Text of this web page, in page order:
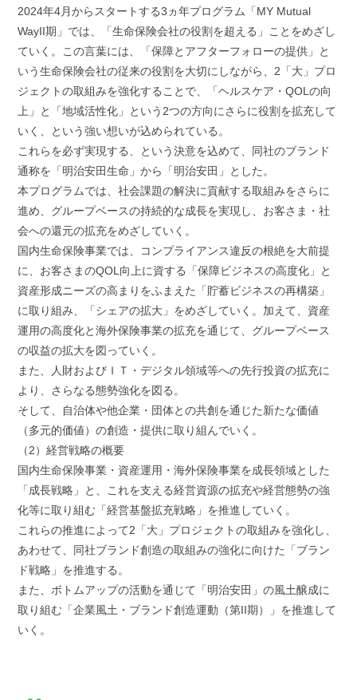
2024年4月からスタートする3ヵ年プログラム「MY Mutual
WayII期」では、「生命保険会社の役割を超える」ことをめざし
ていく。この言葉には、「保障とアフターフォローの提供」と
いう生命保険会社の従来の役割を大切にしながら、2「大」プロ
ジェクトの取組みを強化することで、「ヘルスケア・QOLの向
上」と「地域活性化」という2つの方向にさらに役割を拡充して
いく、という強い想いが込められている。
これらを必ず実現する、という決意を込めて、同社のブランド
通称を「明治安田生命」から「明治安田」とした。
本プログラムでは、社会課題の解決に貢献する取組みをさらに
進め、グループベースの持続的な成長を実現し、お客さま・社
会への還元の拡充をめざしていく。
国内生命保険事業では、コンプライアンス違反の根絶を大前提
に、お客さまのQOL向上に資する「保障ビジネスの高度化」と
資産形成ニーズの高まりをふまえた「貯蓄ビジネスの再構築」
に取り組み、「シェアの拡大」をめざしていく。加えて、資産
運用の高度化と海外保険事業の拡充を通じて、グループベース
の収益の拡大を図っていく。
また、人財およびＩＴ・デジタル領域等への先行投資の拡充に
より、さらなる態勢強化を図る。
そして、自治体や他企業・団体との共創を通じた新たな価値
（多元的価値）の創造・提供に取り組んでいく。
（2）経営戦略の概要
国内生命保険事業・資産運用・海外保険事業を成長領域とした
「成長戦略」と、これを支える経営資源の拡充や経営態勢の強
化等に取り組む「経営基盤拡充戦略」を推進していく。
これらの推進によって2「大」プロジェクトの取組みを強化し、
あわせて、同社ブランド創造の取組みの強化に向けた「ブラン
ド戦略」を推進する。
また、ボトムアップの活動を通じて「明治安田」の風土醸成に
取り組む「企業風土・ブランド創造運動（第II期）」を推進して
いく。